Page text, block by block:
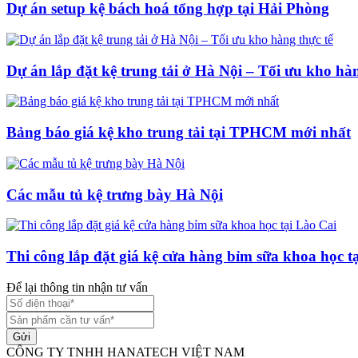
Dự án setup kệ bách hoá tổng hợp tại Hải Phòng
Dự án lắp đặt kệ trung tải ở Hà Nội – Tối ưu kho
Bảng báo giá kệ kho trung tải tại TPHCM mới nhất
Các mẫu tủ kệ trưng bày Hà Nội
Thi công lắp đặt giá kệ cửa hàng bỉm sữa khoa học
Để lại thông tin nhận tư vấn
Gửi
CÔNG TY TNHH HANATECH VIỆT NAM